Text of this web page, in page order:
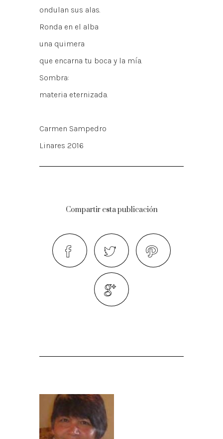
ondulan sus alas.
Ronda en el alba
una quimera
que encarna tu boca y la mía.
Sombra:
materia eternizada.
Carmen Sampedro
Linares 2016
Compartir esta publicación